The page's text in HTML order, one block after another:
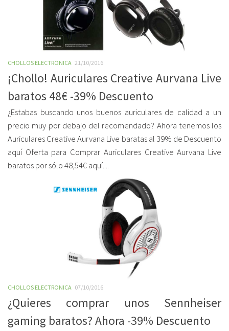
CHOLLOS ELECTRONICA 21/10/2016
¡Chollo! Auriculares Creative Aurvana Live
baratos 48€ -39% Descuento
¿Estabas buscando unos buenos auriculares de calidad a un
precio muy por debajo del recomendado? Ahora tenemos los
Auriculares Creative Aurvana Live baratas al 39% de Descuento
aquí Oferta para Comprar Auriculares Creative Aurvana Live
baratos por sólo 48,54€ aquí....
CHOLLOS ELECTRONICA 07/10/2016
¿Quieres comprar unos Sennheiser
gaming baratos? Ahora -39% Descuento